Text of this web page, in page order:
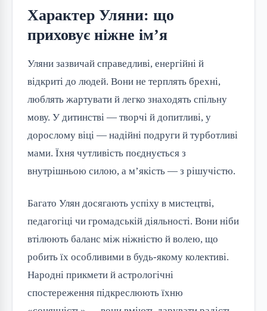
Характер Уляни: що
приховує ніжне ім’я
Уляни зазвичай справедливі, енергійні й
відкриті до людей. Вони не терплять брехні,
люблять жартувати й легко знаходять спільну
мову. У дитинстві — творчі й допитливі, у
дорослому віці — надійні подруги й турботливі
мами. Їхня чутливість поєднується з
внутрішньою силою, а м’якість — з рішучістю.
Багато Улян досягають успіху в мистецтві,
педагогіці чи громадській діяльності. Вони ніби
втілюють баланс між ніжністю й волею, що
робить їх особливими в будь-якому колективі.
Народні прикмети й астрологічні
спостереження підкреслюють їхню